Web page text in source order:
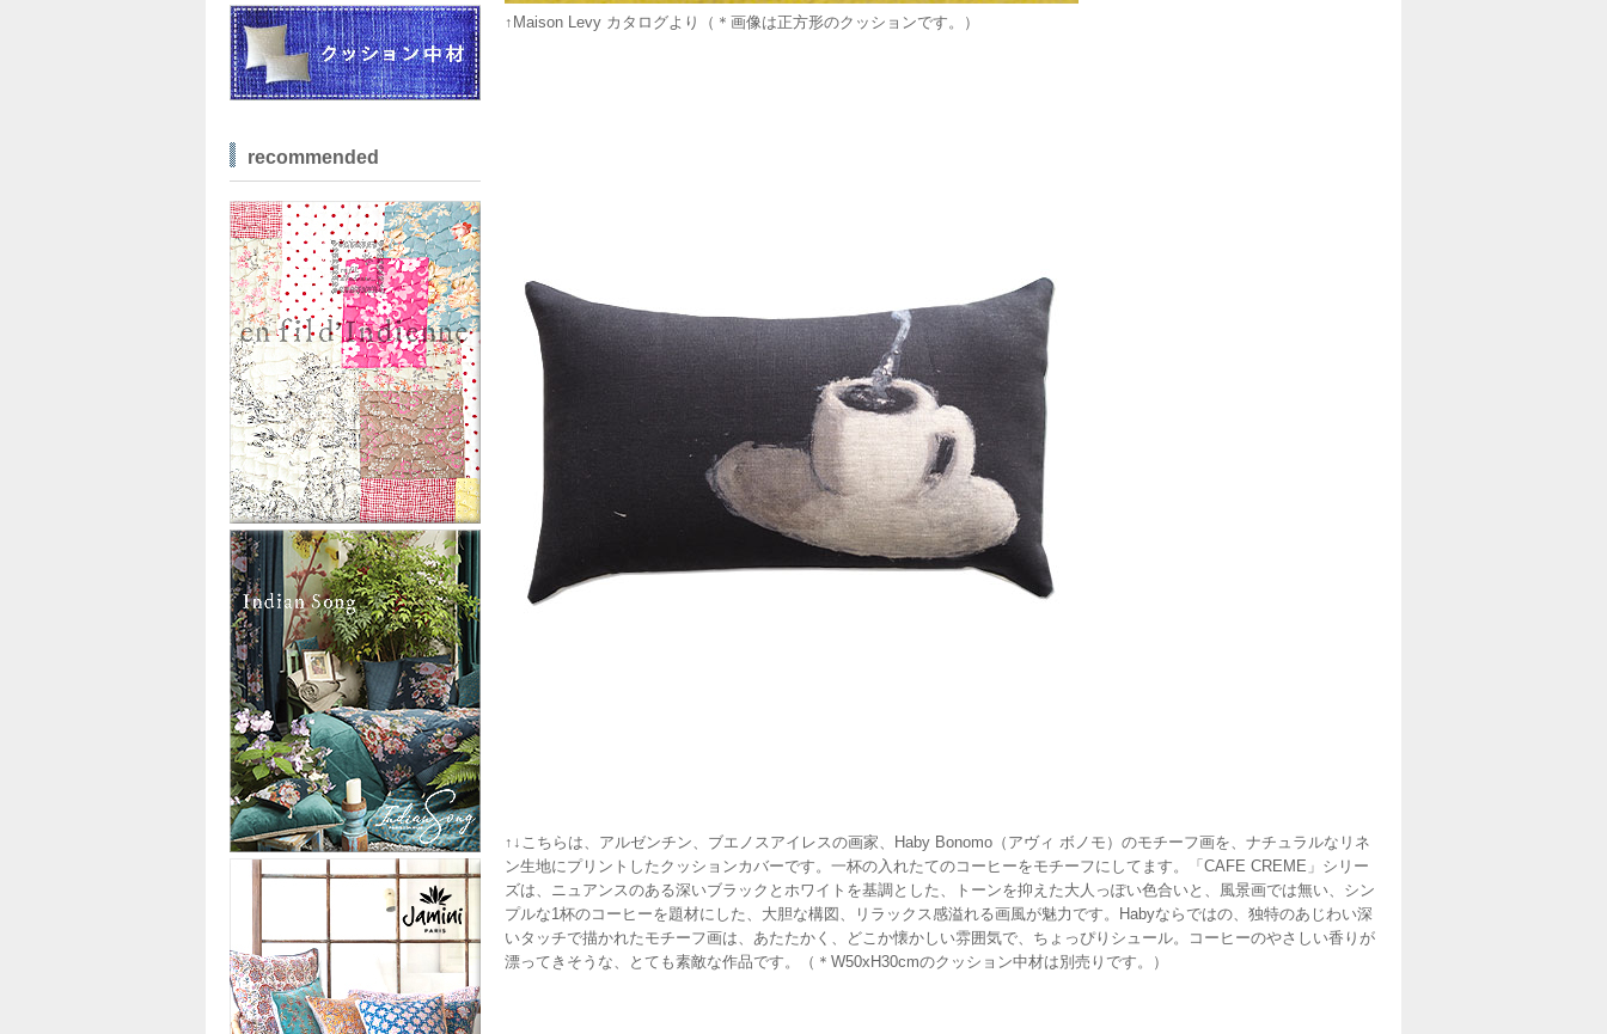
↑Maison Levy カタログより（＊画像は正方形のクッションです。）
↑↓こちらは、アルゼンチン、ブエノスアイレスの画家、Haby Bonomo（アヴィ ボノモ）のモチーフ画を、ナチュラルなリネ
ン生地にプリントしたクッションカバーです。一杯の入れたてのコーヒーをモチーフにしてます。「CAFE CREME」シリー
ズは、ニュアンスのある深いブラックとホワイトを基調とした、トーンを抑えた大人っぽい色合いと、風景画では無い、シン
プルな1杯のコーヒーを題材にした、大胆な構図、リラックス感溢れる画風が魅力です。Habyならではの、独特のあじわい深
いタッチで描かれたモチーフ画は、あたたかく、どこか懐かしい雰囲気で、ちょっぴりシュール。コーヒーのやさしい香りが
漂ってきそうな、とても素敵な作品です。（＊W50xH30cmのクッション中材は別売りです。）
recommended